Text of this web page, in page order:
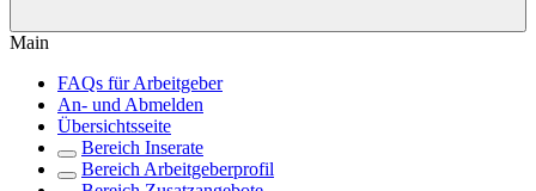
Main
FAQs für Arbeitgeber
An- und Abmelden
Übersichtsseite
Bereich Inserate
Bereich Arbeitgeberprofil